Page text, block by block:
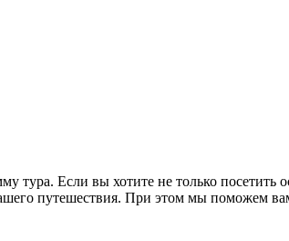
Если вы хотите не только посетить
путешествия. При этом мы поможем